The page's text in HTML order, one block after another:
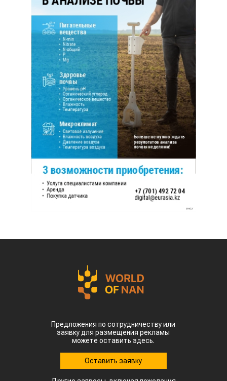
Предложения по сотрудничеству или
заявку для размещения рекламы
можете оставить здесь.
Оставить заявку